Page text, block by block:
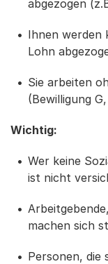
abgezogen
Ihnen werden
Lohn
Sie arbeiten
(Bewilligung
Wichtig:
Wer keine
ist nicht
machen sich
Personen, die